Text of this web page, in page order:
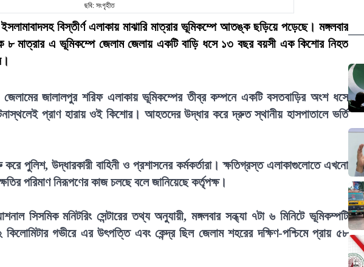
ছবি: সংগৃহীত
ইসলামাবাদসহ বিস্তীর্ণ এলাকায় মাঝারি মাত্রার ভূমিকম্পে আতঙ্ক ছড়িয়ে পড়েছে। মঙ্গলবার
৮ মাত্রার এ ভূমিকম্পে জেলাম জেলায় একটি বাড়ি ধসে ১৩ বছর বয়সী এক কিশোর নিহত
জেলামের জালালপুর শরিফ এলাকায় ভূমিকম্পের তীব্র কম্পনে একটি বসতবাড়ির অংশ ধসে
প্রাণ হারায় ওই কিশোর। আহতদের উদ্ধার করে দ্রুত স্থানীয় হাসপাতালে ভর্তি
পুলিশ, উদ্ধারকারী বাহিনী ও প্রশাসনের কর্মকর্তারা। ক্ষতিগ্রস্ত এলাকাগুলোতে এখনো
পরিমাণ নিরূপণের কাজ চলছে বলে জানিয়েছে কর্তৃপক্ষ।
সিসমিক মনিটরিং সেন্টারের তথ্য অনুযায়ী, মঙ্গলবার সন্ধ্যা ৭টা ৬ মিনিটে ভূমিকম্পটি
গভীরে এর উৎপত্তি এবং কেন্দ্র ছিল জেলাম শহরের দক্ষিণ-পশ্চিমে প্রায় ৫৮